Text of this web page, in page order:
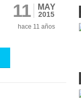
11 MAY
2015
hace 11 años